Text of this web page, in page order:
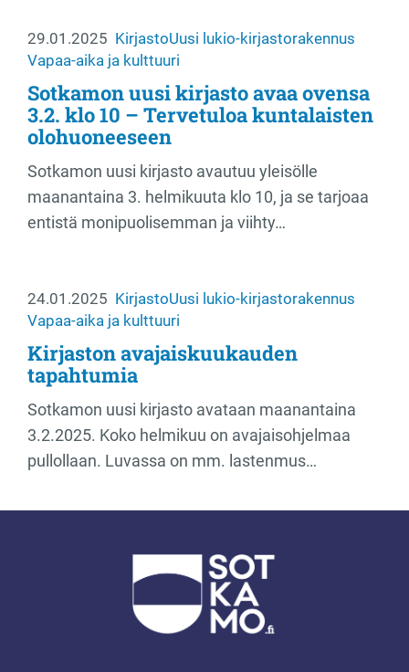
29.01.2025 KirjastoUusi lukio-kirjastorakennus
Vapaa-aika ja kulttuuri
Sotkamon uusi kirjasto avaa ovensa
3.2. klo 10 – Tervetuloa kuntalaisten
olohuoneeseen
Sotkamon uusi kirjasto avautuu yleisölle
maanantaina 3. helmikuuta klo 10, ja se tarjoaa
entistä monipuolisemman ja viihty…
24.01.2025 KirjastoUusi lukio-kirjastorakennus
Vapaa-aika ja kulttuuri
Kirjaston avajaiskuukauden
tapahtumia
Sotkamon uusi kirjasto avataan maanantaina
3.2.2025. Koko helmikuu on avajaisohjelmaa
pullollaan. Luvassa on mm. lastenmus…